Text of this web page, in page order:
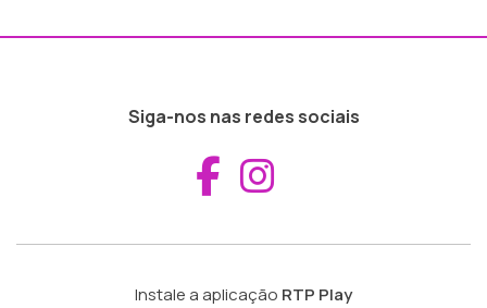
Siga-nos nas redes sociais
Aceder ao
Instale a aplicação RTP Play